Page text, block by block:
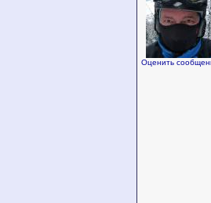
Оценить